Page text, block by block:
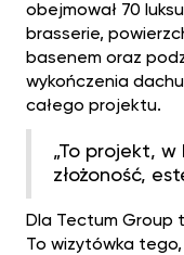
obejmował 70
brasserie,
basenem oraz
wykończenia
całego projektu.
„To projekt, w
złożoność,
Dla Tectum Group
To wizytówka